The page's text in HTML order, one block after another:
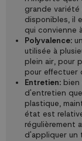
grande
disponibles, il
qui convienne
Polyvalence:
utilisée à
plein air, pour
pour effectuer
Entretien: bien
d'entretien
plastique,
état est
régulièrement
d'appliquer